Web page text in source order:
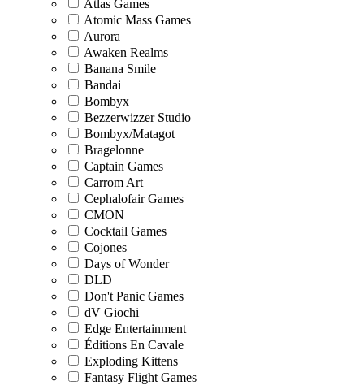
Atlas Games
Atomic Mass Games
Aurora
Awaken Realms
Banana Smile
Bandai
Bombyx
Bezzerwizzer Studio
Bombyx/Matagot
Bragelonne
Captain Games
Carrom Art
Cephalofair Games
CMON
Cocktail Games
Cojones
Days of Wonder
DLD
Don't Panic Games
dV Giochi
Edge Entertainment
Éditions En Cavale
Exploding Kittens
Fantasy Flight Games